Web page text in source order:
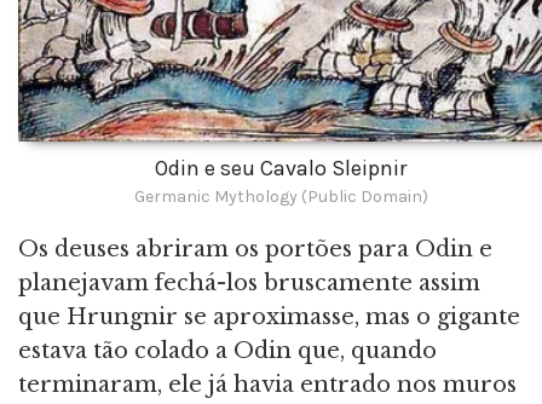
Odin e seu Cavalo Sleipnir
Germanic Mythology (Public Domain)
Os deuses abriram os portões para Odin e
planejavam fechá-los bruscamente assim
que Hrungnir se aproximasse, mas o gigante
estava tão colado a Odin que, quando
terminaram, ele já havia entrado nos muros